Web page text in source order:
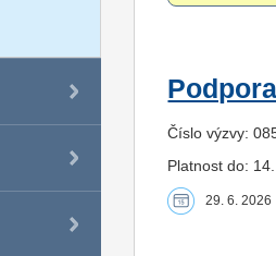
Číslo výzvy:
Platnost do:
29. 6. 2026